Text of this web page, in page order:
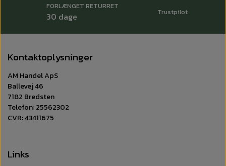
FORLÆNGET RETURRET
30 dage Trustpilot
Kontaktoplysninger
AM Handel ApS
Ballevej 46
7182 Bredsten
Telefon: 25562302
CVR: 43411675
Links